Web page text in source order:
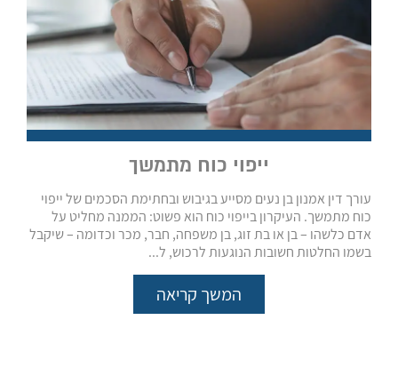
ייפוי כוח מתמשך
עורך דין אמנון בן נעים מסייע בגיבוש ובחתימת הסכמים של ייפוי
כוח מתמשך. העיקרון בייפוי כוח הוא פשוט: הממנה מחליט על
אדם כלשהו – בן או בת זוג, בן משפחה, חבר, מכר וכדומה – שיקבל
בשמו החלטות חשובות הנוגעות לרכוש, ל...
המשך קריאה